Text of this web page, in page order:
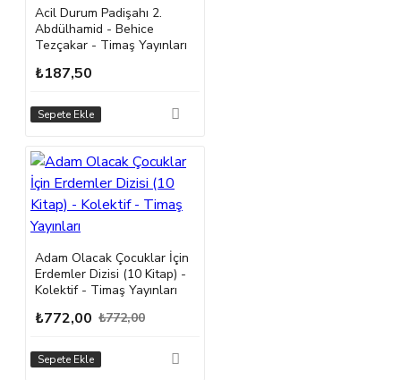
Acil Durum Padişahı 2.
Abdülhamid - Behice
Tezçakar - Timaş Yayınları
₺187,50
Sepete Ekle
Adam Olacak Çocuklar İçin
Erdemler Dizisi (10 Kitap) -
Kolektif - Timaş Yayınları
₺772,00 ₺772,00
Sepete Ekle